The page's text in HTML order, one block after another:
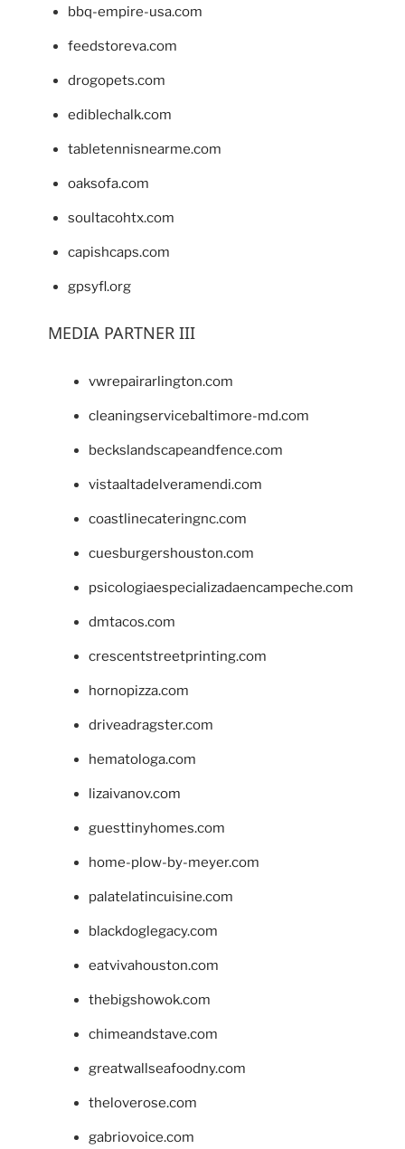
bbq-empire-usa.com
feedstoreva.com
drogopets.com
ediblechalk.com
tabletennisnearme.com
oaksofa.com
soultacohtx.com
capishcaps.com
gpsyfl.org
MEDIA PARTNER III
vwrepairarlington.com
cleaningservicebaltimore-md.com
beckslandscapeandfence.com
vistaaltadelveramendi.com
coastlinecateringnc.com
cuesburgershouston.com
psicologiaespecializadaencampeche.com
dmtacos.com
crescentstreetprinting.com
hornopizza.com
driveadragster.com
hematologa.com
lizaivanov.com
guesttinyhomes.com
home-plow-by-meyer.com
palatelatincuisine.com
blackdoglegacy.com
eatvivahouston.com
thebigshowok.com
chimeandstave.com
greatwallseafoodny.com
theloverose.com
gabriovoice.com